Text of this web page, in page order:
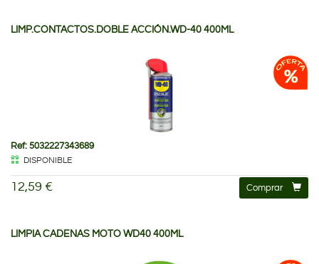
LIMP.CONTACTOS.DOBLE ACCIÓN.WD-40 400ML
Ref: 5032227343689
DISPONIBLE
12,59 € Comprar
LIMPIA CADENAS MOTO WD40 400ML